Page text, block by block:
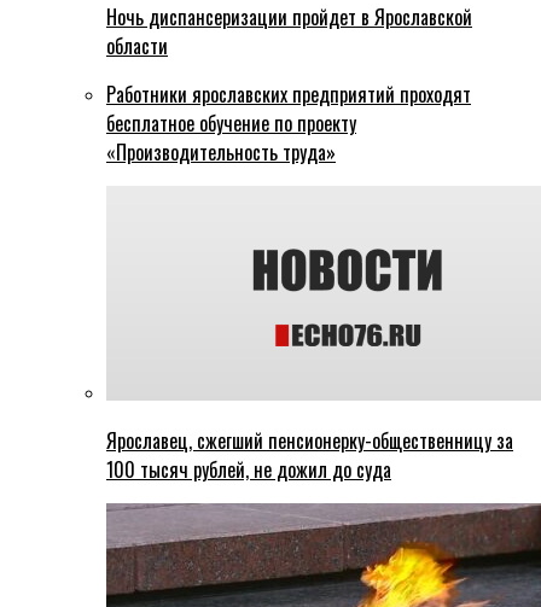
Ночь диспансеризации пройдет в Ярославской
области
Работники ярославских предприятий проходят
бесплатное обучение по проекту
«Производительность труда»
Ярославец, сжегший пенсионерку-общественницу за
100 тысяч рублей, не дожил до суда